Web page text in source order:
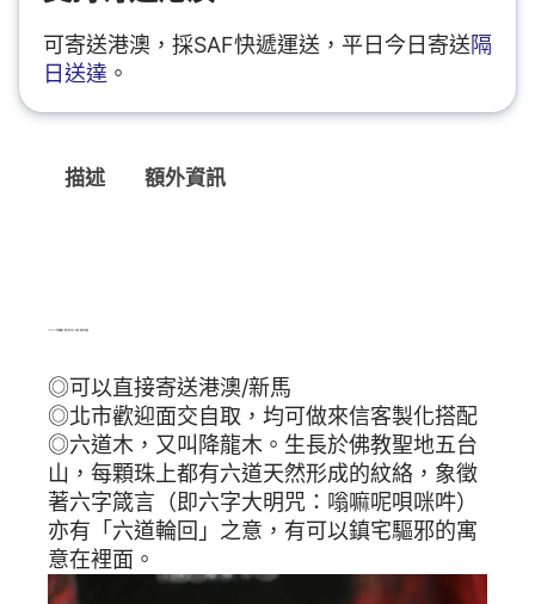
可寄送港澳，採SAF快遞運送，平日今日寄送隔
日送達 。
描述 額外資訊
◎可以直接寄送港澳/新馬
◎北市歡迎面交自取，均可做來信客製化搭配
◎六道木，又叫降龍木。生長於佛教聖地五台
山，每顆珠上都有六道天然形成的紋絡，象徵
著六字箴言（即六字大明咒：嗡嘛呢唄咪吽）
亦有「六道輪回」之意，有可以鎮宅驅邪的寓
意在裡面。